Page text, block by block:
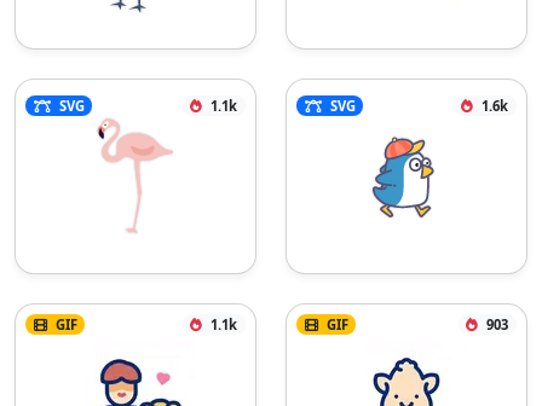
SVG 1.1k SVG 1.6k
GIF 1.1k GIF 903